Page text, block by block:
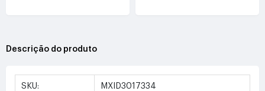
Descrição do produto
SKU: MXID3017334